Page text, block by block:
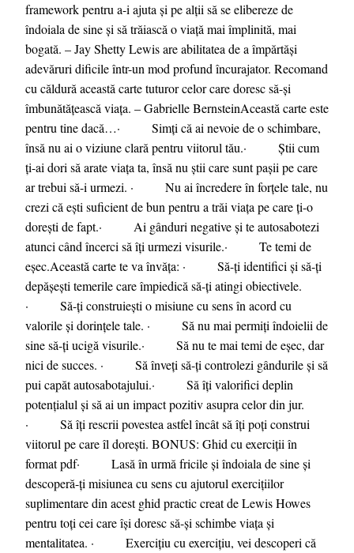
framework pentru a-i ajuta și pe alții să se elibereze de
îndoiala de sine și să trăiască o viață mai împlinită, mai
bogată. – Jay Shetty Lewis are abilitatea de a împărtăși
adevăruri dificile într-un mod profund încurajator. Recomand
cu căldură această carte tuturor celor care doresc să-și
îmbunătățească viața. – Gabrielle BernsteinAceastă carte este
pentru tine dacă…· Simți că ai nevoie de o schimbare,
însă nu ai o viziune clară pentru viitorul tău.· Știi cum
ți-ai dori să arate viața ta, însă nu știi care sunt pașii pe care
ar trebui să-i urmezi. · Nu ai încredere în forțele tale, nu
crezi că ești suficient de bun pentru a trăi viața pe care ți-o
dorești de fapt.· Ai gânduri negative și te autosabotezi
atunci când încerci să îți urmezi visurile.· Te temi de
eșec.Această carte te va învăța: · Să-ți identifici și să-ți
depășești temerile care împiedică să-ți atingi obiectivele.
· Să-ți construiești o misiune cu sens în acord cu
valorile și dorințele tale. · Să nu mai permiți îndoielii de
sine să-ți ucigă visurile.· Să nu te mai temi de eșec, dar
nici de succes. · Să înveți să-ți controlezi gândurile și să
pui capăt autosabotajului.· Să îți valorifici deplin
potențialul și să ai un impact pozitiv asupra celor din jur.
· Să îți rescrii povestea astfel încât să îți poți construi
viitorul pe care îl dorești. BONUS: Ghid cu exerciții în
format pdf· Lasă în urmă fricile și îndoiala de sine și
descoperă-ți misiunea cu sens cu ajutorul exercițiilor
suplimentare din acest ghid practic creat de Lewis Howes
pentru toți cei care își doresc să-și schimbe viața și
mentalitatea. · Exercițiu cu exercițiu, vei descoperi că